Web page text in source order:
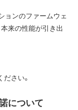
ョンのファームウェ
来の性能が引き出
さい。
について